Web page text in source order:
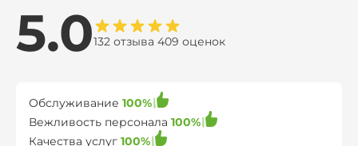
5.0132 отзыва 409 оценок
Обслуживание 100%
Вежливость персонала 100%
Качества услуг 100%